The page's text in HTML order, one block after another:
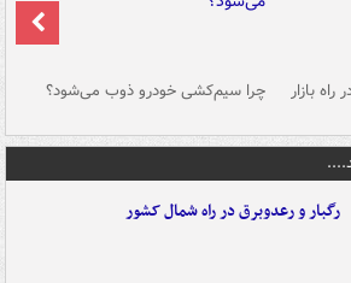
بازار چرا سیم‌کشی خودرو ذوب می‌شود؟
رگبار و رعدوبرق در راه شمال کشور